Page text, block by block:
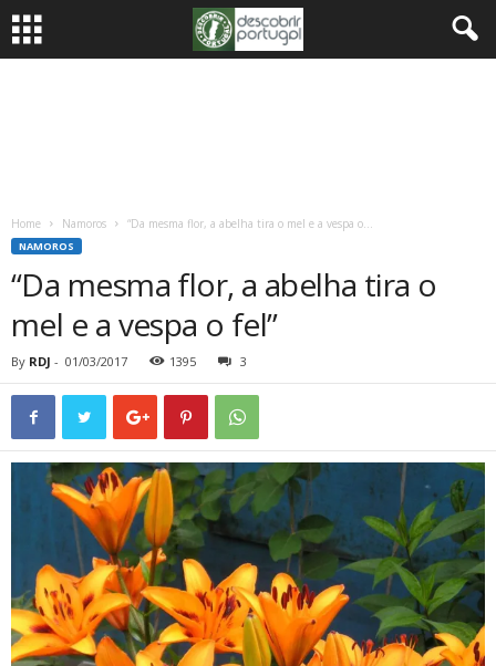
Home Namoros “Da mesma flor, a abelha tira o mel e a vespa o...
NAMOROS
“Da mesma flor, a abelha tira o
mel e a vespa o fel”
By RDJ - 01/03/2017 1395 3